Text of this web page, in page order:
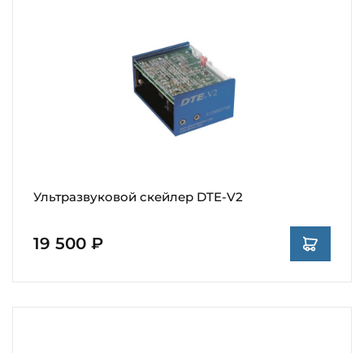
Ультразвуковой скейлер DTE-V2
19 500 ₽